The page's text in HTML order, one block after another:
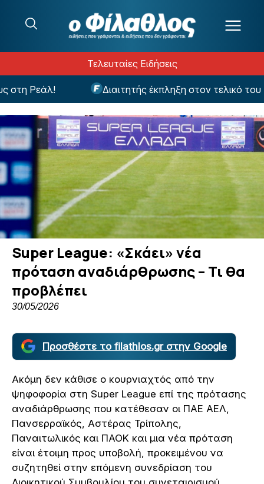
Τελευταίες Ειδήσεις
Ρεάλ! Διαιτητής έκπληξη στον τελικό του
Super League: «Σκάει» νέα
πρόταση αναδιάρθρωσης – Τι θα
προβλέπει
30/05/2026
Προσθέστε το filathlos.gr στην Google
Ακόμη δεν κάθισε ο κουρνιαχτός από την
ψηφοφορία στη Super League επί της πρότασης
αναδιάρθρωσης που κατέθεσαν οι ΠΑΕ ΑΕΛ,
Πανσερραϊκός, Αστέρας Τρίπολης,
Παναιτωλικός και ΠΑΟΚ και μια νέα πρόταση
είναι έτοιμη προς υποβολή, προκειμένου να
συζητηθεί στην επόμενη συνεδρίαση του